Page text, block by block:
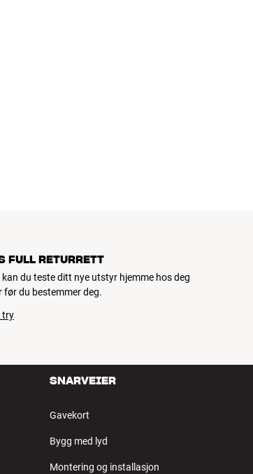
FULL RETURRETT
kan du teste ditt nye utstyr hjemme hos deg
før du bestemmer deg.
try
SNARVEIER
Gavekort
Bygg med lyd
Montering og installasjon